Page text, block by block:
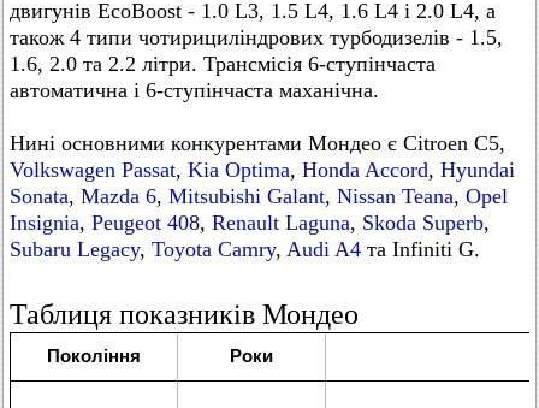
двигунів EcoBoost - 1.0 L3, 1.5 L4, 1.6 L4 і 2.0 L4, а
також 4 типи чотирициліндрових турбодизелів - 1.5,
1.6, 2.0 та 2.2 літри. Трансмісія 6-ступінчаста
автоматична і 6-ступінчаста маханічна.
Нині основними конкурентами Мондео є Citroen C5,
Volkswagen Passat, Kia Optima, Honda Accord, Hyundai
Sonata, Mazda 6, Mitsubishi Galant, Nissan Teana, Opel
Insignia, Peugeot 408, Renault Laguna, Skoda Superb,
Subaru Legacy, Toyota Camry, Audi A4 та Infiniti G.
Таблиця показників Мондео
Покоління Роки